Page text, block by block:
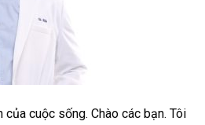
cuộc sống. Chào các bạn. Tôi